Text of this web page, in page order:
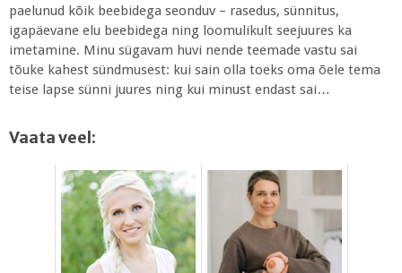
paelunud kõik beebidega seonduv – rasedus, sünnitus,
igapäevane elu beebidega ning loomulikult seejuures ka
imetamine. Minu sügavam huvi nende teemade vastu sai
tõuke kahest sündmusest: kui sain olla toeks oma õele tema
teise lapse sünni juures ning kui minust endast sai…
Vaata veel: